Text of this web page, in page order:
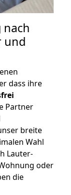
nach
und
dass ihre
Partner
breite
Wahl
Lauter-
oder
die